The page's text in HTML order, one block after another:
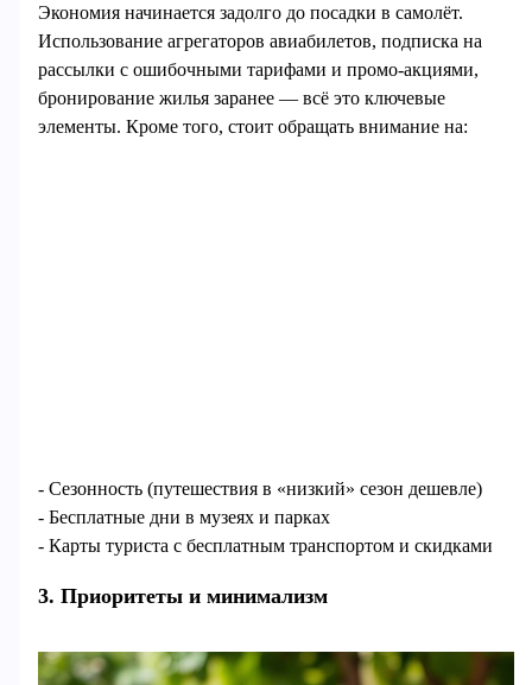
Экономия начинается задолго до посадки в самолёт.
Использование агрегаторов авиабилетов, подписка на
рассылки с ошибочными тарифами и промо-акциями,
бронирование жилья заранее — всё это ключевые
элементы. Кроме того, стоит обращать внимание на:
- Сезонность (путешествия в «низкий» сезон дешевле)
- Бесплатные дни в музеях и парках
- Карты туриста с бесплатным транспортом и скидками
3. Приоритеты и минимализм